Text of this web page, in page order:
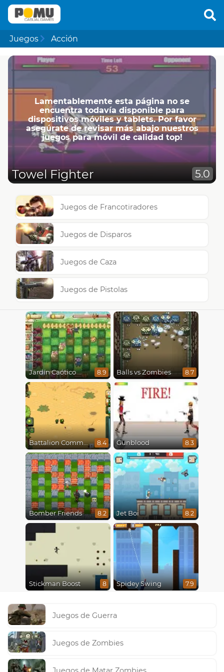
Juegos Acción
Lamentablemente esta página no se
encuentra todavía disponible para
dispositivos móviles y tablets. Por favor
asegúrate de revisar más abajo nuestros
juegos para móvil de calidad top!
Towel Fighter 5.0
Juegos de Francotiradores
Juegos de Disparos
Juegos de Caza
Juegos de Pistolas
Jardín Caótico 8.9 Balls vs Zombies 8.7
Battalion Commander 8.4 Gunblood 8.3
Bomber Friends 8.2 Jet Boi 8.2
Stickman Boost 8 Spidey Swing 7.9
Juegos de Guerra
Juegos de Zombies